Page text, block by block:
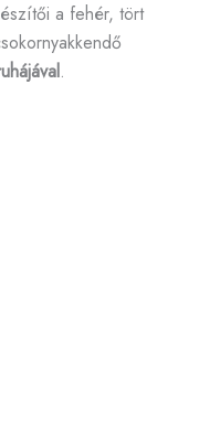
a fehér, tört
.